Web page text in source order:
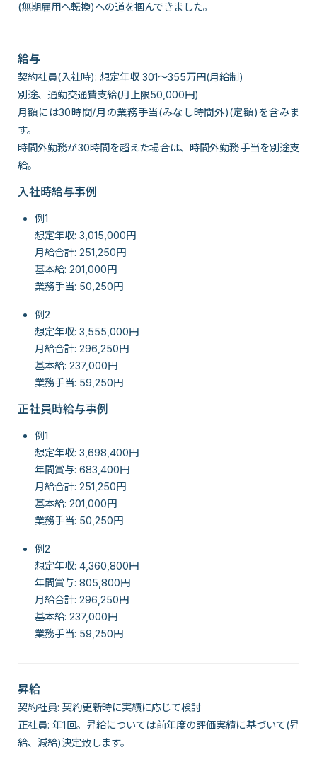
(無期雇用へ転換)への道を掴んできました。
給与
契約社員(入社時): 想定年収 301～355万円(月給制)
別途、通勤交通費支給(月上限50,000円)
月額には30時間/月の業務手当(みなし時間外)(定額)を含みま
す。
時間外勤務が30時間を超えた場合は、時間外勤務手当を別途支
給。
入社時給与事例
例1
想定年収: 3,015,000円
月給合計: 251,250円
基本給: 201,000円
業務手当: 50,250円
例2
想定年収: 3,555,000円
月給合計: 296,250円
基本給: 237,000円
業務手当: 59,250円
正社員時給与事例
例1
想定年収: 3,698,400円
年間賞与: 683,400円
月給合計: 251,250円
基本給: 201,000円
業務手当: 50,250円
例2
想定年収: 4,360,800円
年間賞与: 805,800円
月給合計: 296,250円
基本給: 237,000円
業務手当: 59,250円
昇給
契約社員: 契約更新時に実績に応じて検討
正社員: 年1回。昇給については前年度の評価実績に基づいて(昇
給、減給)決定致します。